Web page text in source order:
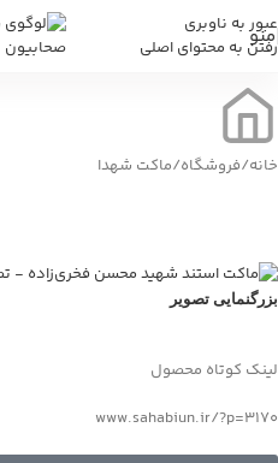
عبور به ناوبری
رفتن به محتوای اصلی
منو
خانه/فروشگاه/ماکت شهدا
بزرگنمایی تصویر
لینک کوتاه محصول
www.sahabiun.ir/?p=3170